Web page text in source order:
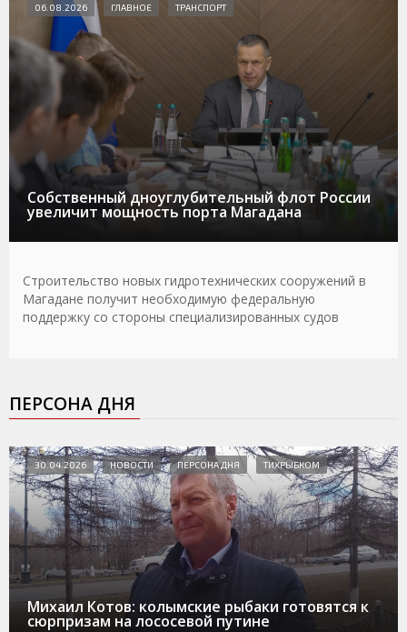
Собственный дноуглубительный флот России
увеличит мощность порта Магадана
06.08.2026 ГЛАВНОЕ ТРАНСПОРТ
Строительство новых гидротехнических сооружений в
Магадане получит необходимую федеральную
поддержку со стороны специализированных судов
ПЕРСОНА ДНЯ
Михаил Котов: колымские рыбаки готовятся к
сюрпризам на лососевой путине
30.04.2026 НОВОСТИ ПЕРСОНА ДНЯ ТИХРЫБКОМ